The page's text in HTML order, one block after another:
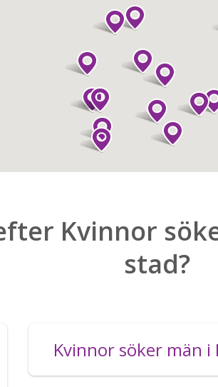
Kvinnor
stad?
Kvinnor söker män i